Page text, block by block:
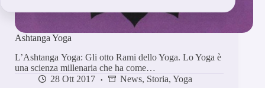
Ashtanga Yoga
L’Ashtanga Yoga: Gli otto Rami dello Yoga. Lo Yoga è
una scienza millenaria che ha come…
28 Ott 2017
News, Storia, Yoga